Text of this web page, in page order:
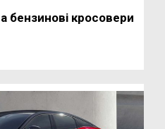
бензинові кросовери